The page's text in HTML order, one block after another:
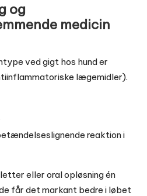
og
medicin
ved gigt hos hund er
lægemidler).
reaktion i
eller oral opløsning én
får det markant bedre i løbet